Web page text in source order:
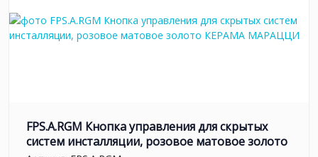
FPS.A.RGM Кнопка управления для скрытых
систем инсталляции, розовое матовое золото